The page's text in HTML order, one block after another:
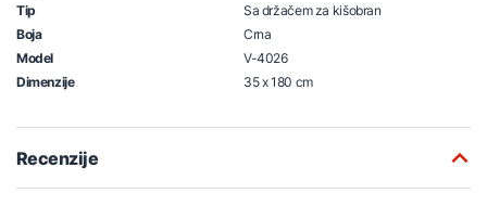
Tip
Sa držačem za kišobran
Boja
Crna
Model
V-4026
Dimenzije
35 x 180 cm
Recenzije